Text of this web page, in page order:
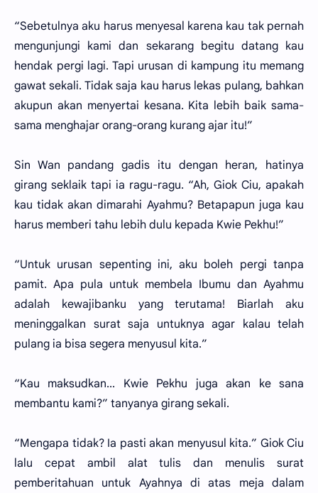
“Sebetulnya aku harus menyesal karena kau tak pernah
mengunjungi kami dan sekarang begitu datang kau
hendak pergi lagi. Tapi urusan di kampung itu memang
gawat sekali. Tidak saja kau harus lekas pulang, bahkan
akupun akan menyertai kesana. Kita lebih baik sama-
sama menghajar orang-orang kurang ajar itu!”
Sin Wan pandang gadis itu dengan heran, hatinya
girang seklaik tapi ia ragu-ragu. “Ah, Giok Ciu, apakah
kau tidak akan dimarahi Ayahmu? Betapapun juga kau
harus memberi tahu lebih dulu kepada Kwie Pekhu!”
“Untuk urusan sepenting ini, aku boleh pergi tanpa
pamit. Apa pula untuk membela Ibumu dan Ayahmu
adalah kewajibanku yang terutama! Biarlah aku
meninggalkan surat saja untuknya agar kalau telah
pulang ia bisa segera menyusul kita.”
“Kau maksudkan... Kwie Pekhu juga akan ke sana
membantu kami?” tanyanya girang sekali.
“Mengapa tidak? Ia pasti akan menyusul kita.” Giok Ciu
lalu cepat ambil alat tulis dan menulis surat
pemberitahuan untuk Ayahnya di atas meja dalam